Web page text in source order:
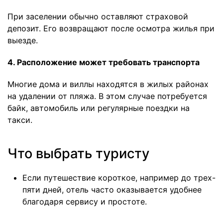
При заселении обычно оставляют страховой
депозит. Его возвращают после осмотра жилья при
выезде.
4. Расположение может требовать транспорта
Многие дома и виллы находятся в жилых районах
на удалении от пляжа. В этом случае потребуется
байк, автомобиль или регулярные поездки на
такси.
Что выбрать туристу
Если путешествие короткое, например до трех-
пяти дней, отель часто оказывается удобнее
благодаря сервису и простоте.